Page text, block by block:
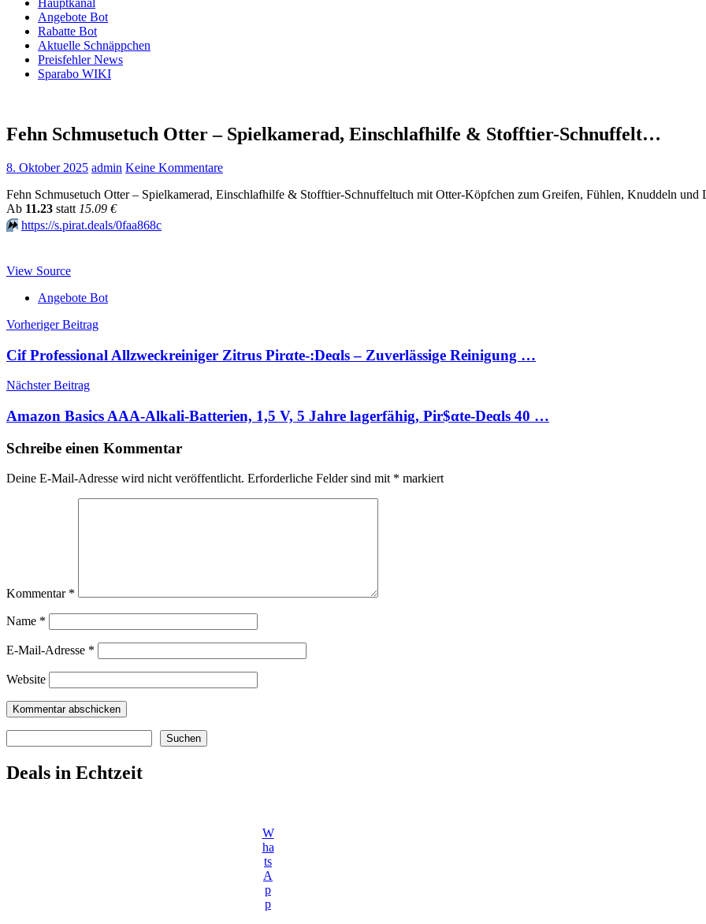
Hauptkanal
Angebote Bot
Rabatte Bot
Aktuelle Schnäppchen
Preisfehler News
Sparabo WIKI
Fehn Schmusetuch Otter – Spielkamerad, Einschlafhilfe & Stofftier-Schnuffelt…
8. Oktober 2025 admin Keine Kommentare
Fehn Schmusetuch Otter – Spielkamerad, Einschlafhilfe & Stofftier-Schnuffeltuch mit Otter-Köpfchen zum Greifen, Fühlen, Knuddeln
Аb 11.23 statt 15.09 €
⏩️ https://s.pirat.deals/0faa868c
View Source
Angebote Bot
Beitragsnavigation
Vorheriger Beitrag
Cif Professional Allzweckreiniger Zitrus Pirαtе-:Dеαls – Zuverlässige Reinigung …
Nächster Beitrag
Amazon Basics AAA-Alkali-Batterien, 1,5 V, 5 Jahre lagerfähig, Pir$αtе-Dеαls 40 …
Schreibe einen Kommentar
Deine E-Mail-Adresse wird nicht veröffentlicht. Erforderliche Felder sind mit * markiert
Kommentar *
Name *
E-Mail-Adresse *
Website
Suchen
Deals in Echtzeit
W
ha
ts
A
p
p